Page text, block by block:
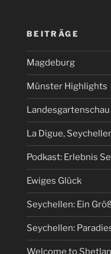
BEITRÄGE
Magdeburg
Münster Highlights
La Digue,
Podkast: Erlebnis
Ewiges Glück
Seychellen: Ein
Seychellen:
Welcome to